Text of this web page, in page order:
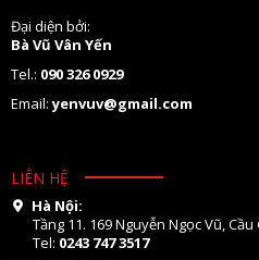
Đại diện bởi:
Bà Vũ Vân Yến
Tel.: 090 326 0929
Email:yenvuv@gmail.com
LIÊN HỆ
Hà Nội:
Tầng 11. 169 Nguyễn Ngọc Vũ, Cầu
Tel: 0243 747 3517